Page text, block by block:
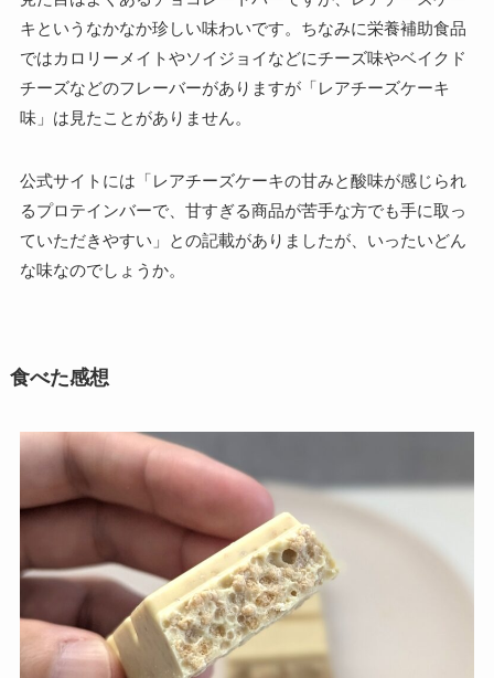
キというなかなか珍しい味わいです。ちなみに栄養補助食品
ではカロリーメイトやソイジョイなどにチーズ味やベイクド
チーズなどのフレーバーがありますが「レアチーズケーキ
味」は見たことがありません。
公式サイトには「レアチーズケーキの甘みと酸味が感じられ
るプロテインバーで、甘すぎる商品が苦手な方でも手に取っ
ていただきやすい」との記載がありましたが、いったいどん
な味なのでしょうか。
食べた感想